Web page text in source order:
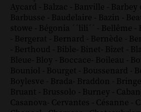
Aycard - Balzac - Banville - Barbey
Barbusse - Baudelaire - Bazin -
stowe - Bégonia ´´lili´´ - Bellême -
- Bergerat - Bernard - Bernède -
- Berthoud - Bible- Binet- Bizet -
Bleue- Bloy - Boccace- Boileau -
Bouniol - Bourget - Boussenard -
Boylesve - Brada- Braddon -
Bruant - Brussolo - Burney -
Casanova- Cervantes - Césanne -